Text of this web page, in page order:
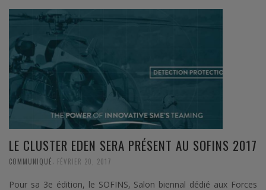
LE CLUSTER EDEN SERA PRÉSENT AU SOFINS 2017
COMMUNIQUÉ FÉVRIER 20, 2017
Pour sa 3e édition, le SOFINS, Salon biennal dédié aux Forces